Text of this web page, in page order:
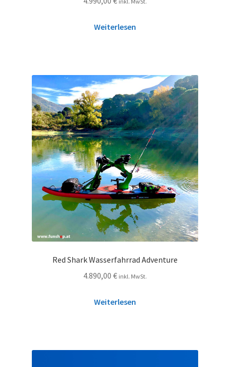
Weiterlesen
Red Shark Wasserfahrrad Adventure
4.890,00 € inkl. MwSt.
Weiterlesen